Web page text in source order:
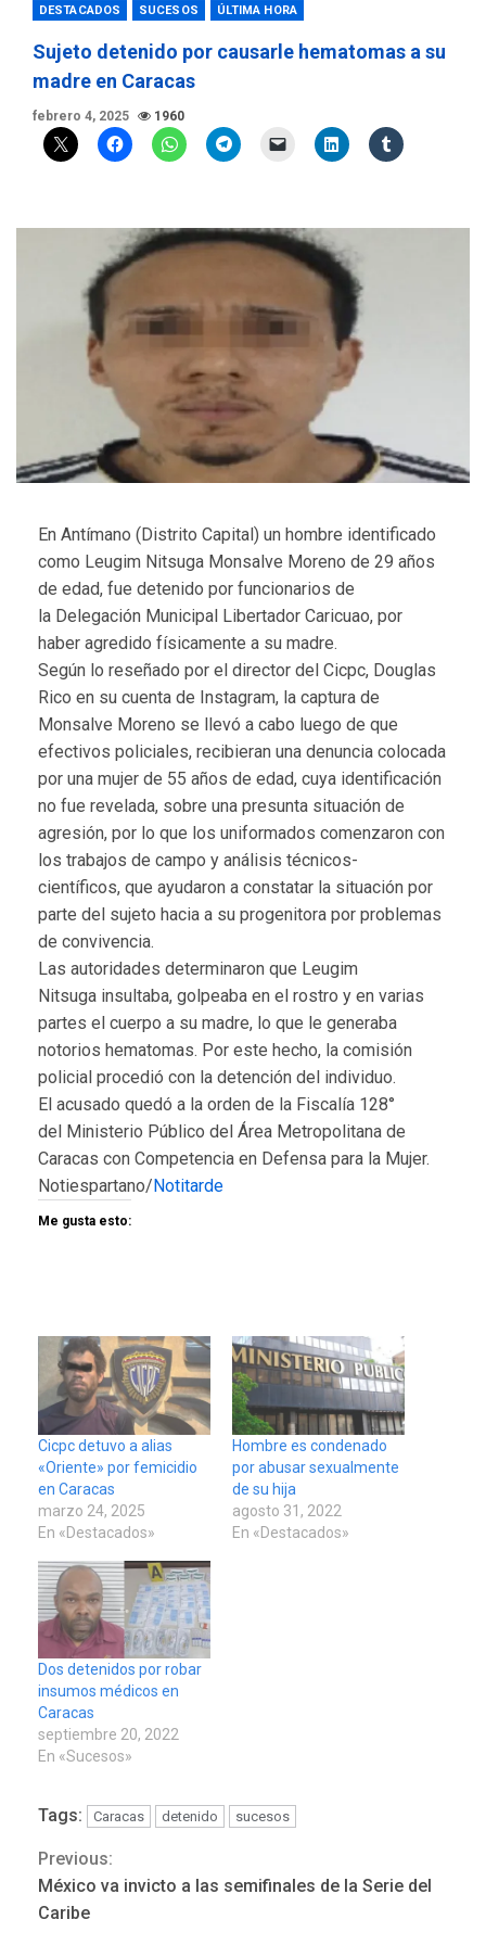
DESTACADOS SUCESOS ÚLTIMA HORA
Sujeto detenido por causarle hematomas a su
madre en Caracas
febrero 4, 2025 1960
En Antímano (Distrito Capital) un hombre identificado
como Leugim Nitsuga Monsalve Moreno de 29 años
de edad, fue detenido por funcionarios de
la Delegación Municipal Libertador Caricuao, por
haber agredido físicamente a su madre.
Según lo reseñado por el director del Cicpc, Douglas
Rico en su cuenta de Instagram, la captura de
Monsalve Moreno se llevó a cabo luego de que
efectivos policiales, recibieran una denuncia colocada
por una mujer de 55 años de edad, cuya identificación
no fue revelada, sobre una presunta situación de
agresión, por lo que los uniformados comenzaron con
los trabajos de campo y análisis técnicos-
científicos, que ayudaron a constatar la situación por
parte del sujeto hacia a su progenitora por problemas
de convivencia.
Las autoridades determinaron que Leugim
Nitsuga insultaba, golpeaba en el rostro y en varias
partes el cuerpo a su madre, lo que le generaba
notorios hematomas. Por este hecho, la comisión
policial procedió con la detención del individuo.
El acusado quedó a la orden de la Fiscalía 128°
del Ministerio Público del Área Metropolitana de
Caracas con Competencia en Defensa para la Mujer.
Notiespartano/Notitarde
Me gusta esto:
Cicpc detuvo a alias
«Oriente» por femicidio
en Caracas
marzo 24, 2025
En «Destacados»
Hombre es condenado
por abusar sexualmente
de su hija
agosto 31, 2022
En «Destacados»
Dos detenidos por robar
insumos médicos en
Caracas
septiembre 20, 2022
En «Sucesos»
Tags: Caracas detenido sucesos
Continue
Reading
Previous:
México va invicto a las semifinales de la Serie del
Caribe
POLÍTICA
TITULARES